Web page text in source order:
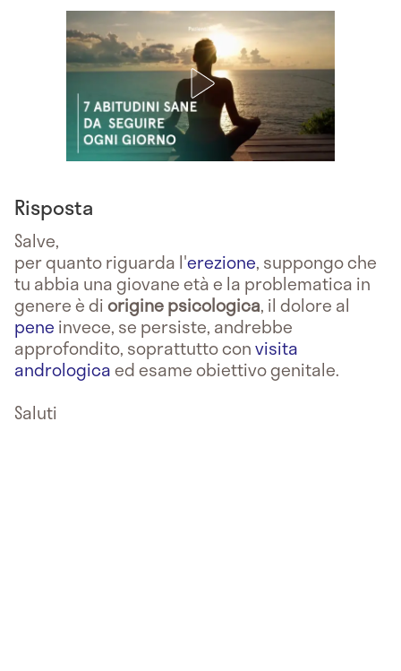
Risposta
Salve,
per quanto riguarda l'erezione, suppongo che
tu abbia una giovane età e la problematica in
genere è diorigine psicologica, il dolore al
pene invece, se persiste, andrebbe
approfondito, soprattutto convisita
andrologicaed esame obiettivo genitale.
Saluti